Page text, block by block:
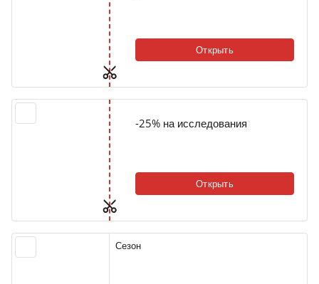
Открыть
-25% на исследования
Открыть
Сезон